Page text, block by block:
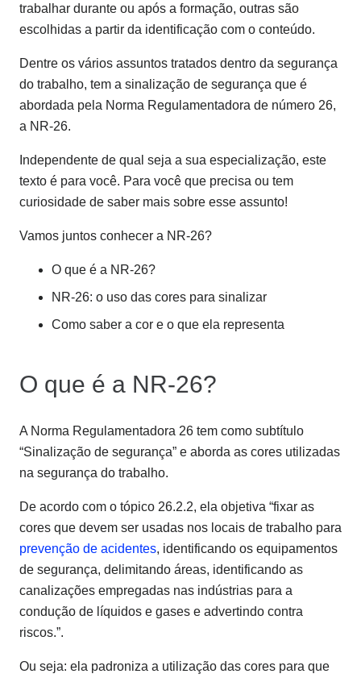
trabalhar durante ou após a formação, outras são
escolhidas a partir da identificação com o conteúdo.
Dentre os vários assuntos tratados dentro da segurança
do trabalho, tem a sinalização de segurança que é
abordada pela Norma Regulamentadora de número 26,
a NR-26.
Independente de qual seja a sua especialização, este
texto é para você. Para você que precisa ou tem
curiosidade de saber mais sobre esse assunto!
Vamos juntos conhecer a NR-26?
O que é a NR-26?
NR-26: o uso das cores para sinalizar
Como saber a cor e o que ela representa
O que é a NR-26?
A Norma Regulamentadora 26 tem como subtítulo
“Sinalização de segurança” e aborda as cores utilizadas
na segurança do trabalho.
De acordo com o tópico 26.2.2, ela objetiva “fixar as
cores que devem ser usadas nos locais de trabalho para
prevenção de acidentes, identificando os equipamentos
de segurança, delimitando áreas, identificando as
canalizações empregadas nas indústrias para a
condução de líquidos e gases e advertindo contra
riscos.”.
Ou seja: ela padroniza a utilização das cores para que